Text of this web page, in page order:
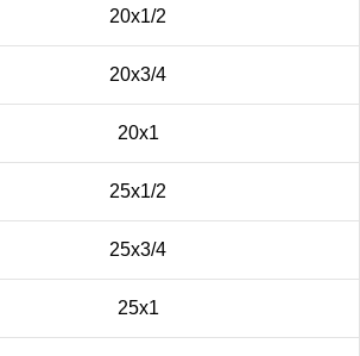
20х1/2
20х3/4
20х1
25х1/2
25х3/4
25х1